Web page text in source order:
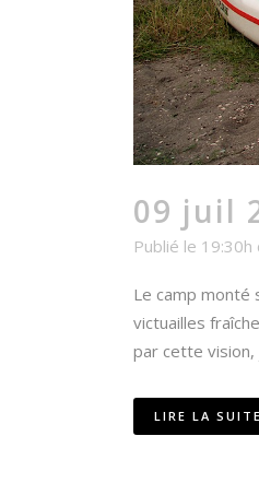
09 juil
Publié le 19:30h
Le camp monté
victuailles
par cette vision,
LIRE LA SUITE